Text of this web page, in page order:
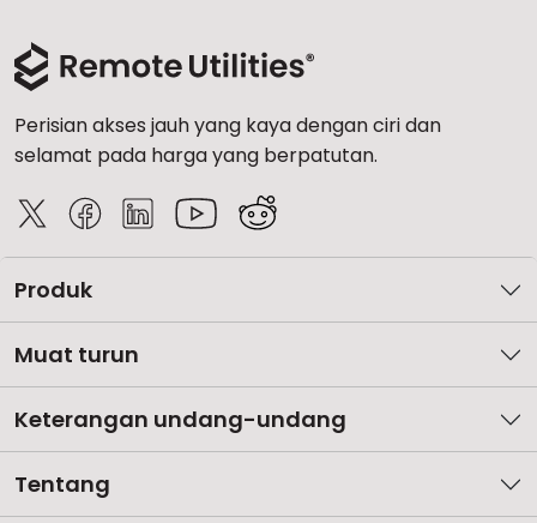
Perisian akses jauh yang kaya dengan ciri dan
selamat pada harga yang berpatutan.
Produk
Muat turun
Keterangan undang-undang
Tentang